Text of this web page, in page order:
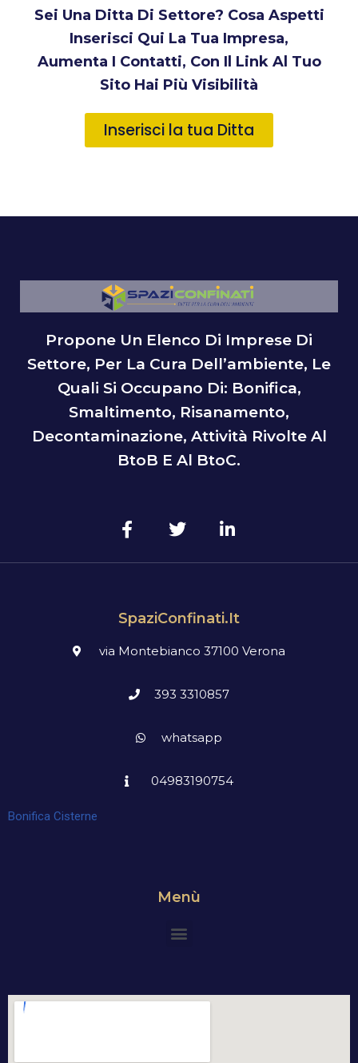
Sei Una Ditta Di Settore? Cosa Aspetti
Inserisci Qui La Tua Impresa,
Aumenta I Contatti, Con Il Link Al Tuo
Sito Hai Più Visibilità
Inserisci la tua Ditta
Propone Un Elenco Di Imprese Di
Settore, Per La Cura Dell’ambiente, Le
Quali Si Occupano Di: Bonifica,
Smaltimento, Risanamento,
Decontaminazione, Attività Rivolte Al
BtoB E Al BtoC.
SpaziConfinati.it
via Montebianco 37100 Verona
393 3310857
whatsapp
04983190754
Bonifica Cisterne
Menù